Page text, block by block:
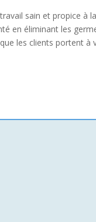
sain et propice à la
en éliminant les
les clients portent à